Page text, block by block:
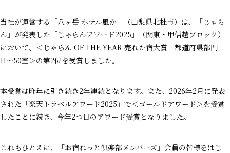
当社が運営する「八ヶ岳 ホテル風か」（山梨県北杜市）は、「じゃら
ん」が発表した「じゃらんアワード2025」（関東・甲信越ブロック）
において、＜じゃらん OF THE YEAR 売れた宿大賞 都道府県部門
11～50室＞の第2位を受賞しました。
本受賞は昨年に引き続き2年連続となります。また、2026年2月に発表
された「楽天トラベルアワード2025」で＜ゴールドアワード＞を受賞
したことに続き、今年2つ目のアワード受賞となりました。
これもひとえに、「お宿ねっと倶楽部メンバーズ」会員の皆様をはじ